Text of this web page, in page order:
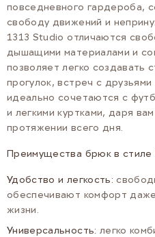
повседневного гардероба,
свободу движений и
1313 Studio отличаются
дышащими материалами и
позволяет легко создавать
прогулок, встреч с
идеально сочетаются с
и легкими куртками, даря
протяжении всего дня.
Преимущества брюк в стиле
Удобство и легкость:
обеспечивают комфорт
жизни.
Универсальность: легко